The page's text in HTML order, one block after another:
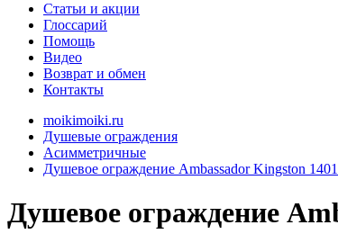
Статьи и акции
Глоссарий
Помощь
Видео
Возврат и обмен
Контакты
moikimoiki.ru
Душевые ограждения
Асимметричные
Душевое ограждение Ambassador Kingston
Душевое ограждение